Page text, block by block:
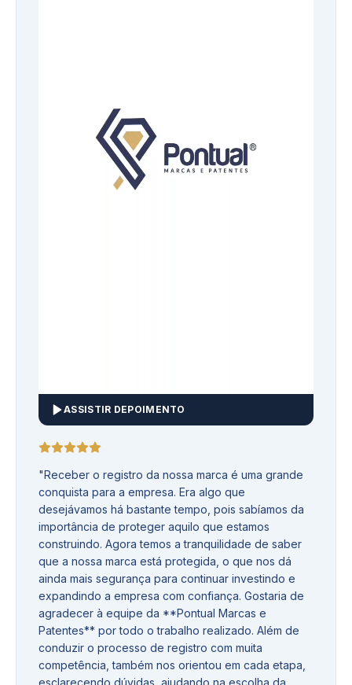
ASSISTIR DEPOIMENTO
"Receber o registro da nossa marca é uma grande
conquista para a empresa. Era algo que
desejávamos há bastante tempo, pois sabíamos da
importância de proteger aquilo que estamos
construindo. Agora temos a tranquilidade de saber
que a nossa marca está protegida, o que nos dá
ainda mais segurança para continuar investindo e
expandindo a empresa com confiança. Gostaria de
agradecer à equipe da **Pontual Marcas e
Patentes** por todo o trabalho realizado. Além de
conduzir o processo de registro com muita
competência, também nos orientou em cada etapa,